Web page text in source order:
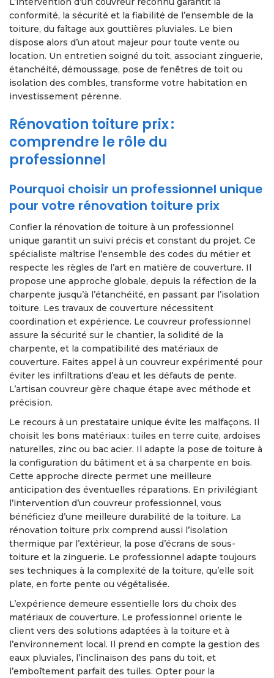
conformité, la sécurité et la fiabilité de l’ensemble de la
toiture, du faîtage aux gouttières pluviales. Le bien
dispose alors d’un atout majeur pour toute vente ou
location. Un entretien soigné du toit, associant zinguerie,
étanchéité, démoussage, pose de fenêtres de toit ou
isolation des combles, transforme votre habitation en
investissement pérenne.
Rénovation toiture prix :
comprendre le rôle du
professionnel
Pourquoi choisir un professionnel unique
pour votre rénovation toiture prix
Confier la rénovation de toiture à un professionnel
unique garantit un suivi précis et constant du projet. Ce
spécialiste maîtrise l’ensemble des codes du métier et
respecte les règles de l’art en matière de couverture. Il
propose une approche globale, depuis la réfection de la
charpente jusqu’à l’étanchéité, en passant par l’isolation
toiture. Les travaux de couverture nécessitent
coordination et expérience. Le couvreur professionnel
assure la sécurité sur le chantier, la solidité de la
charpente, et la compatibilité des matériaux de
couverture. Faites appel à un couvreur expérimenté pour
éviter les infiltrations d’eau et les défauts de pente.
L’artisan couvreur gère chaque étape avec méthode et
précision.
Le recours à un prestataire unique évite les malfaçons. Il
choisit les bons matériaux : tuiles en terre cuite, ardoises
naturelles, zinc ou bac acier. Il adapte la pose de toiture à
la configuration du bâtiment et à sa charpente en bois.
Cette approche directe permet une meilleure
anticipation des éventuelles réparations. En privilégiant
l’intervention d’un couvreur professionnel, vous
bénéficiez d’une meilleure durabilité de la toiture. La
rénovation toiture prix comprend aussi l’isolation
thermique par l’extérieur, la pose d’écrans de sous-
toiture et la zinguerie. Le professionnel adapte toujours
ses techniques à la complexité de la toiture, qu’elle soit
plate, en forte pente ou végétalisée.
L’expérience demeure essentielle lors du choix des
matériaux de couverture. Le professionnel oriente le
client vers des solutions adaptées à la toiture et à
l’environnement local. Il prend en compte la gestion des
eaux pluviales, l’inclinaison des pans du toit, et
l’emboîtement parfait des tuiles. Opter pour la